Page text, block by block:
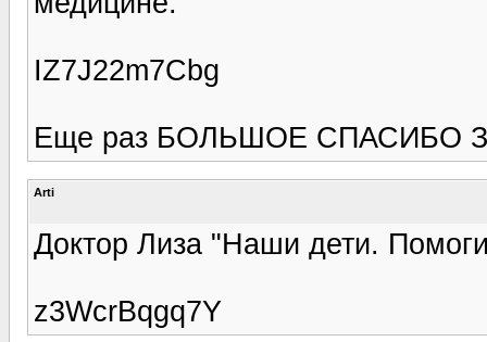
IZ7J22m7Cbg
Еще раз БОЛЬШОЕ СПАСИБО
Arti
Доктор Лиза "Наши дети.
z3WcrBqgq7Y